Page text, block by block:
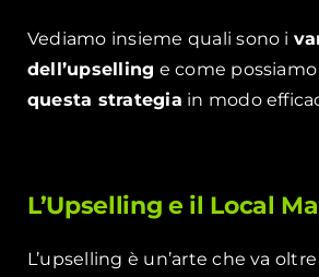
Vediamo insieme quali sono i
dell’upselling e come
questa strategia in modo
L’Upselling e il Local
L’upselling è un’arte che va